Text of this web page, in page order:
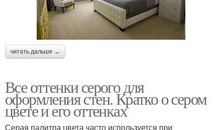
читать дальше →
Все оттенки серого для
оформления стен. Кратко о сером
цвете и его оттенках
Серая палитра цвета часто используется при